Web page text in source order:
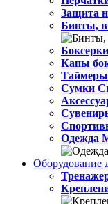
Защита
Бинты,
Боксерки
Капы
Таймеры
Сумки
Одежда
Оборудование